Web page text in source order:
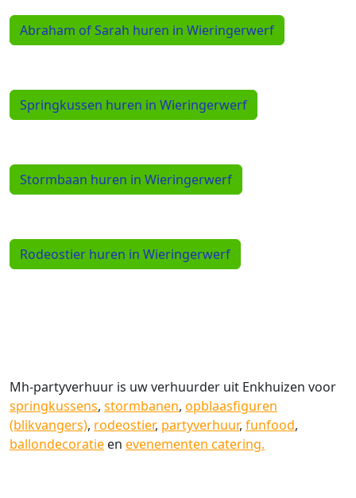
Abraham of Sarah huren in Wieringerwerf
Springkussen huren in Wieringerwerf
Stormbaan huren in Wieringerwerf
Rodeostier huren in Wieringerwerf
Mh-partyverhuur is uw verhuurder uit Enkhuizen voor
springkussens, stormbanen, opblaasfiguren
(blikvangers), rodeostier, partyverhuur, funfood,
ballondecoratie en evenementen catering.